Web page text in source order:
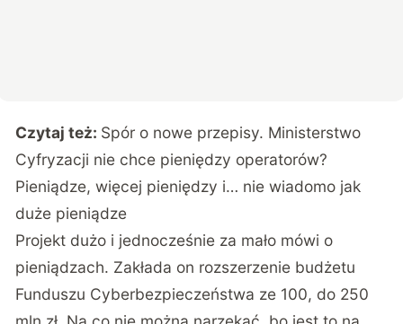
Czytaj też: Spór o nowe przepisy. Ministerstwo
Cyfryzacji nie chce pieniędzy operatorów?
Pieniądze, więcej pieniędzy i… nie wiadomo jak
duże pieniądze
Projekt dużo i jednocześnie za mało mówi o
pieniądzach. Zakłada on rozszerzenie budżetu
Funduszu Cyberbezpieczeństwa ze 100, do 250